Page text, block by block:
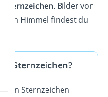
Sternzeichen. Bilder von
im Himmel findest du
Sternzeichen?
Sternzeichen